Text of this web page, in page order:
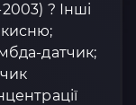
? Інші
датчик;